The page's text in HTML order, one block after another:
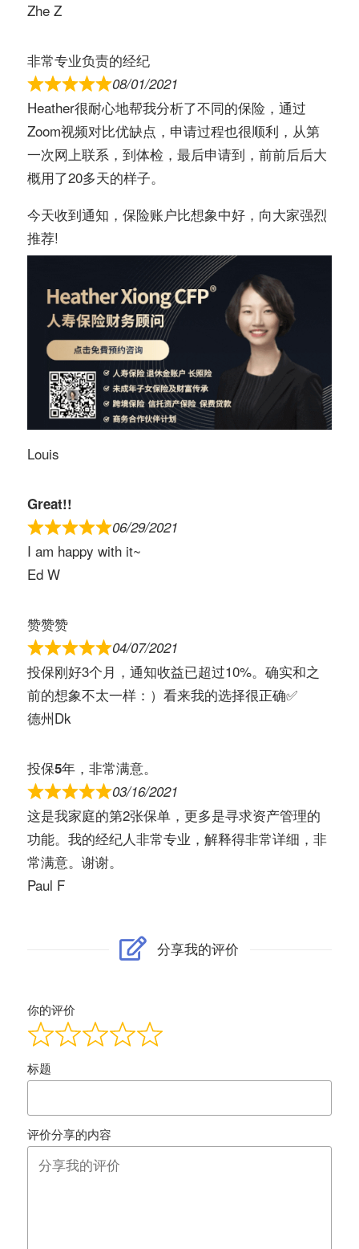
Zhe Z
非常专业负责的经纪
08/01/2021
Heather很耐心地帮我分析了不同的保险，通过
Zoom视频对比优缺点，申请过程也很顺利，从第
一次网上联系，到体检，最后申请到，前前后后大
概用了20多天的样子。
今天收到通知，保险账户比想象中好，向大家强烈
推荐!
Louis
Great!!
06/29/2021
I am happy with it~
Ed W
赞赞赞
04/07/2021
投保刚好3个月，通知收益已超过10%。确实和之
前的想象不太一样：）看来我的选择很正确✅
德州Dk
投保5年，非常满意。
03/16/2021
这是我家庭的第2张保单，更多是寻求资产管理的
功能。我的经纪人非常专业，解释得非常详细，非
常满意。谢谢。
Paul F
分享我的评价
你的评价
标题
评价分享的内容